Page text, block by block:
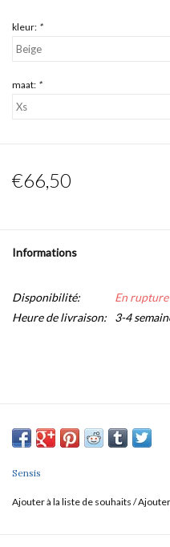
kleur: *
maat: *
€66,50
Informations
Disponibilité:
En
Heure de livraison:
3-4
Sensis
Ajouter à la liste de souhaits /